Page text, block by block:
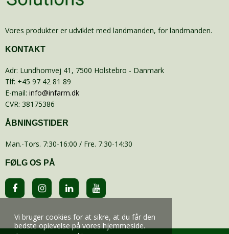
Vi bruger cookies for at sikre, at du får den
bedste oplevelse på vores hjemmeside.
Vores produkter er udviklet med landmanden, for landmanden.
KONTAKT
Adr: Lundhomvej 41 , 7500 Holstebro - Danmark
Tlf: +45 97 42 81 89
E-mail: info@infarm.dk
CVR: 38175386
ÅBNINGSTIDER
Man.-Tors. 7:30-16:00 / Fre. 7:30-14:30
FØLG OS PÅ